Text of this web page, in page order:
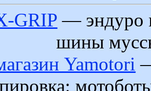
GRIP — эндуро
шины
Yamotori